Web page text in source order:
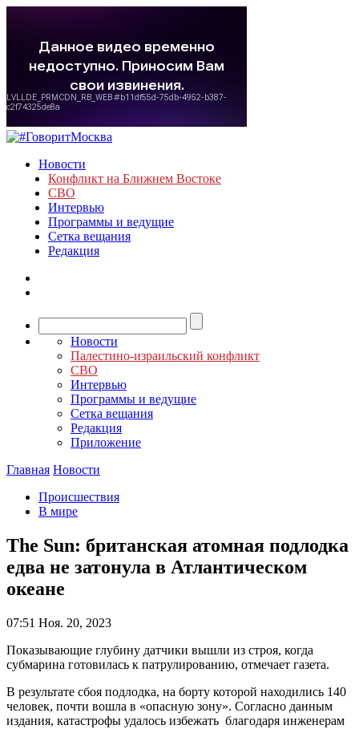
Новости
Конфликт на Ближнем Востоке
СВО
Интервью
Программы и ведущие
Сетка вещания
Редакция
Новости
Палестино-израильский конфликт
СВО
Интервью
Программы и ведущие
Сетка вещания
Редакция
Приложение
Главная Новости
Происшествия
В мире
The Sun: британская атомная подлодка
едва не затонула в Атлантическом
океане
07:51 Ноя. 20, 2023
Показывающие глубину датчики вышли из строя, когда
субмарина готовилась к патрулированию, отмечает газета.
В результате сбоя подлодка, на борту которой находились 140
человек, почти вошла в «опасную зону». Согласно данным
издания, катастрофы удалось избежать благодаря инженерам